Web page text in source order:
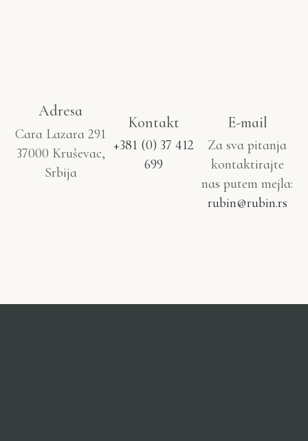
Adresa
Cara Lazara 291
37000 Kruševac,
Srbija
Kontakt
+381 (0) 37 412
699
E-mail
Za sva pitanja
kontaktirajte
nas putem mejla:
rubin@rubin.rs